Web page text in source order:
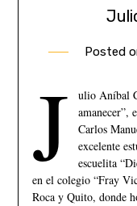
Posted
J
ulio Aníbal
amanecer”,
Carlos
excelente
escuelita
en el colegio “Fray
Roca y Quito, donde